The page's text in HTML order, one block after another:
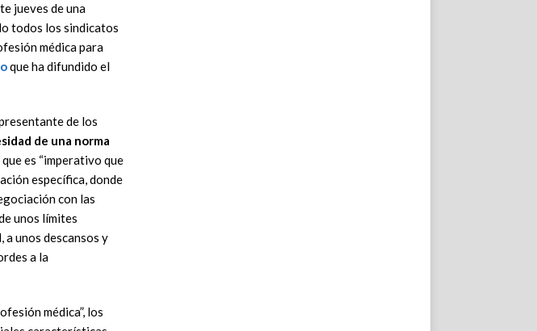
jueves de una
todos los sindicatos
médica para
que ha difundido el
de los
de una norma
es “imperativo que
específica, donde
con las
unos límites
unos descansos y
a la
médica”, los